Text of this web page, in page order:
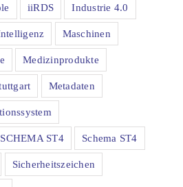
iiRDS Industrie 4.0
Maschinen
Medizinprodukte
Metadaten
ST4 Schema ST4
Sicherheitszeichen